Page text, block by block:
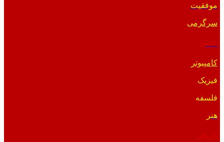
موفقیت
سرگرمی
کامپیوتر
فیزیک
فلسفه
هنر